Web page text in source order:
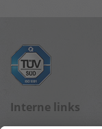
Interne links